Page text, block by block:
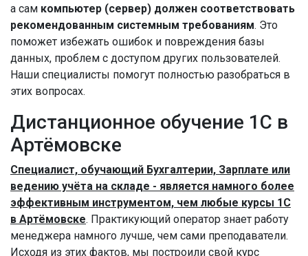
а сам компьютер (сервер) должен соответствовать
рекомендованным системным требованиям. Это
поможет избежать ошибок и повреждения базы
данных, проблем с доступом других пользователей.
Наши специалисты помогут полностью разобраться в
этих вопросах.
Дистанционное обучение 1С в
Артёмовске
Специалист, обучающий Бухгалтерии, Зарплате или
ведению учёта на складе - является намного более
эффективным инструментом, чем любые курсы 1С
в Артёмовске. Практикующий оператор знает работу
менеджера намного лучше, чем сами преподаватели.
Исходя из этих фактов, мы построили свой курс